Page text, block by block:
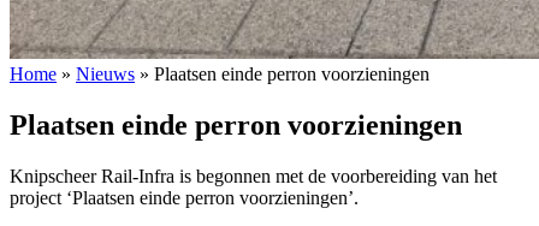
Home » Nieuws » Plaatsen einde perron voorzieningen
Plaatsen einde perron voorzieningen
Knipscheer Rail-Infra is begonnen met de voorbereiding van het
project ‘Plaatsen einde perron voorzieningen’.